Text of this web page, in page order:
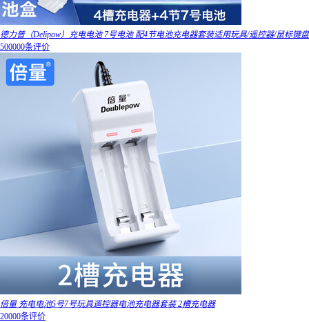
德力普（Delipow）充电电池 7号电池 配4节电池充电器套装适用玩具/遥控器/鼠标键盘
500000条评价
倍量 充电电池5号7号玩具遥控器电池充电器套装 2槽充电器
20000条评价